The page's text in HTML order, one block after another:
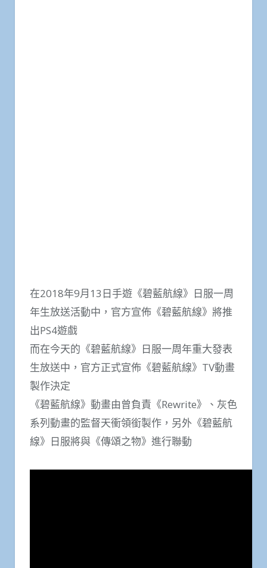
在2018年9月13日手遊《碧藍航線》日服一周
年生放送活動中，官方宣佈《碧藍航線》將推
出PS4遊戲
而在今天的《碧藍航線》日服一周年重大發表
生放送中，官方正式宣佈《碧藍航線》TV動畫
製作決定
《碧藍航線》動畫由曾負責《Rewrite》、灰色
系列動畫的監督天衝領銜製作，另外《碧藍航
線》日服將與《傳頌之物》進行聯動